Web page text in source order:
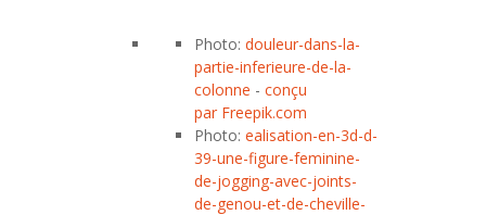
Photo: douleur-dans-la-
partie-inferieure-de-la-
colonne - conçu
par Freepik.com
Photo: ealisation-en-3d-d-
39-une-figure-feminine-
de-jogging-avec-joints-
de-genou-et-de-cheville-